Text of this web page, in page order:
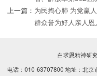
上一篇： 为民掏心肺 为党赢
群众誉为好人亲人恩
白求恩精神研
电话：010-63707800 地址：北京